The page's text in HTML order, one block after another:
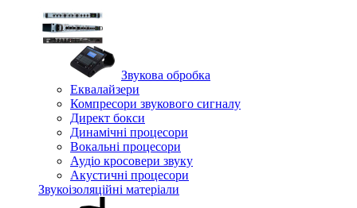
Звукова обробка
Еквалайзери
Компресори звукового сигналу
Директ бокси
Динамічні процесори
Вокальні процесори
Аудіо кросовери звуку
Акустичні процесори
Звукоізоляційні матеріали